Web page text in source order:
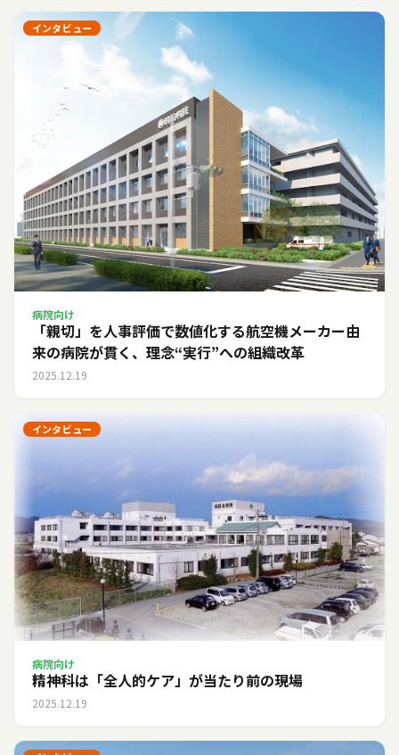
インタビュー
病院向け
「親切」を人事評価で数値化する――航空機メーカー由
来の病院が貫く、理念“実行”への組織改革
2025.12.19
インタビュー
病院向け
精神科は「全人的ケア」が当たり前の現場
2025.12.19